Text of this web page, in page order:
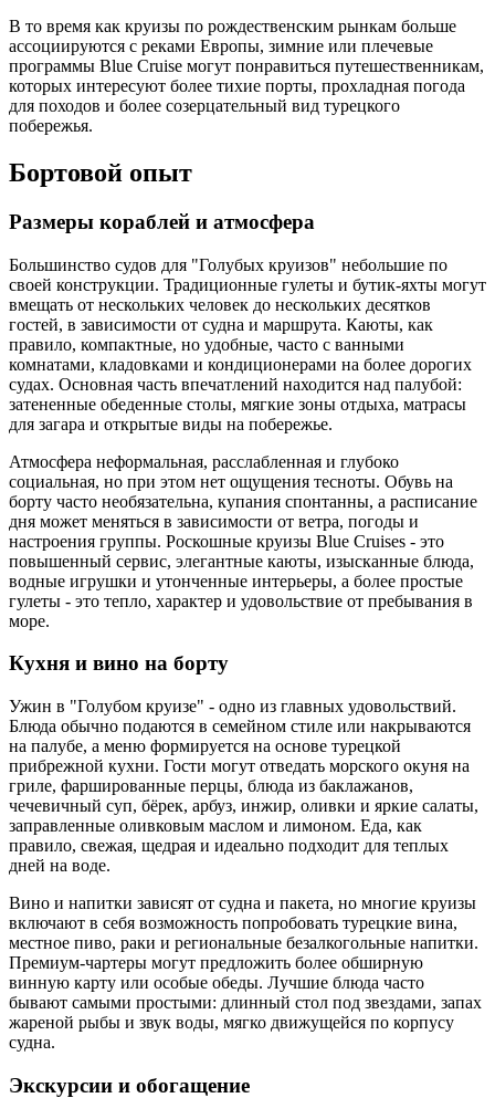
В то время как круизы по рождественским рынкам больше
ассоциируются с реками Европы, зимние или плечевые
программы Blue Cruise могут понравиться путешественникам,
которых интересуют более тихие порты, прохладная погода
для походов и более созерцательный вид турецкого
побережья.
Бортовой опыт
Размеры кораблей и атмосфера
Большинство судов для "Голубых круизов" небольшие по
своей конструкции. Традиционные гулеты и бутик-яхты могут
вмещать от нескольких человек до нескольких десятков
гостей, в зависимости от судна и маршрута. Каюты, как
правило, компактные, но удобные, часто с ванными
комнатами, кладовками и кондиционерами на более дорогих
судах. Основная часть впечатлений находится над палубой:
затененные обеденные столы, мягкие зоны отдыха, матрасы
для загара и открытые виды на побережье.
Атмосфера неформальная, расслабленная и глубоко
социальная, но при этом нет ощущения тесноты. Обувь на
борту часто необязательна, купания спонтанны, а расписание
дня может меняться в зависимости от ветра, погоды и
настроения группы. Роскошные круизы Blue Cruises - это
повышенный сервис, элегантные каюты, изысканные блюда,
водные игрушки и утонченные интерьеры, а более простые
гулеты - это тепло, характер и удовольствие от пребывания в
море.
Кухня и вино на борту
Ужин в "Голубом круизе" - одно из главных удовольствий.
Блюда обычно подаются в семейном стиле или накрываются
на палубе, а меню формируется на основе турецкой
прибрежной кухни. Гости могут отведать морского окуня на
гриле, фаршированные перцы, блюда из баклажанов,
чечевичный суп, бёрек, арбуз, инжир, оливки и яркие салаты,
заправленные оливковым маслом и лимоном. Еда, как
правило, свежая, щедрая и идеально подходит для теплых
дней на воде.
Вино и напитки зависят от судна и пакета, но многие круизы
включают в себя возможность попробовать турецкие вина,
местное пиво, раки и региональные безалкогольные напитки.
Премиум-чартеры могут предложить более обширную
винную карту или особые обеды. Лучшие блюда часто
бывают самыми простыми: длинный стол под звездами, запах
жареной рыбы и звук воды, мягко движущейся по корпусу
судна.
Экскурсии и обогащение